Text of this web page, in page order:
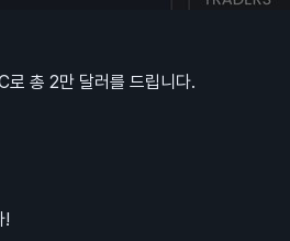
총 2만 달러를 드립니다.
!